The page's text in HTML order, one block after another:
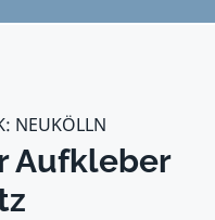
NEUKÖLLN
Aufkleber